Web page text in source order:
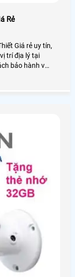
Rẻ
Giá rẻ uy tín,
trí địa lý tại
bảo hành và